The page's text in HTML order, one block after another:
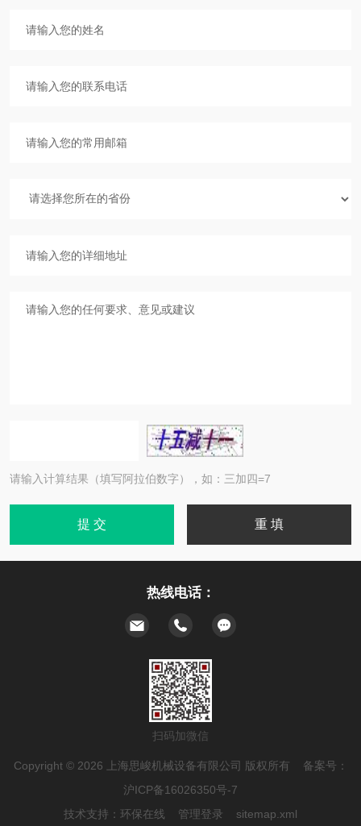
请输入计算结果（填写阿拉伯数字），如：三加四=7
热线电话：
扫码加微信
Copyright © 2026 上海思峻机械设备有限公司 版权所有 备案号：
沪ICP备16026350号-7
技术支持： 环保在线 管理登录 sitemap.xml